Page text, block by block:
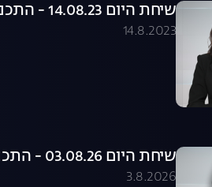
שיחת היום 14.08.23 - התכנית המלאה
14.8.2023
שיחת היום 03.08.26 - התכנית המלאה
3.8.2026